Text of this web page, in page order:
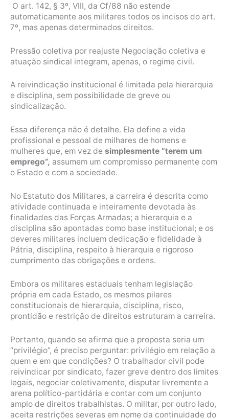
O art. 142, § 3º, VIII, da Cf/88 não estende
automaticamente aos militares todos os incisos do art.
7º, mas apenas determinados direitos.
Pressão coletiva por reajuste Negociação coletiva e
atuação sindical integram, apenas, o regime civil.
A reivindicação institucional é limitada pela hierarquia
e disciplina, sem possibilidade de greve ou
sindicalização.
Essa diferença não é detalhe. Ela define a vida
profissional e pessoal de milhares de homens e
mulheres que, em vez de simplesmente “terem um
emprego”, assumem um compromisso permanente com
o Estado e com a sociedade.
No Estatuto dos Militares, a carreira é descrita como
atividade continuada e inteiramente devotada às
finalidades das Forças Armadas; a hierarquia e a
disciplina são apontadas como base institucional; e os
deveres militares incluem dedicação e fidelidade à
Pátria, disciplina, respeito à hierarquia e rigoroso
cumprimento das obrigações e ordens.
Embora os militares estaduais tenham legislação
própria em cada Estado, os mesmos pilares
constitucionais de hierarquia, disciplina, risco,
prontidão e restrição de direitos estruturam a carreira.
Portanto, quando se afirma que a proposta seria um
“privilégio”, é preciso perguntar: privilégio em relação a
quem e em que condições? O trabalhador civil pode
reivindicar por sindicato, fazer greve dentro dos limites
legais, negociar coletivamente, disputar livremente a
arena político-partidária e contar com um conjunto
amplo de direitos trabalhistas. O militar, por outro lado,
aceita restrições severas em nome da continuidade do